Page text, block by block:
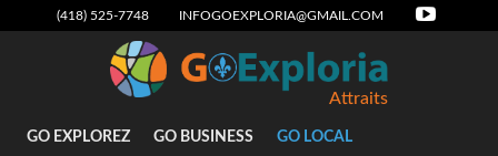
(418) 525-7748 INFOGOEXPLORIA@GMAIL.COM
Attraits
GO EXPLOREZ GO BUSINESS GO LOCAL